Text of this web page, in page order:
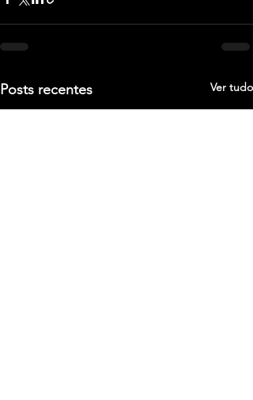
Posts recentes Ver tudo